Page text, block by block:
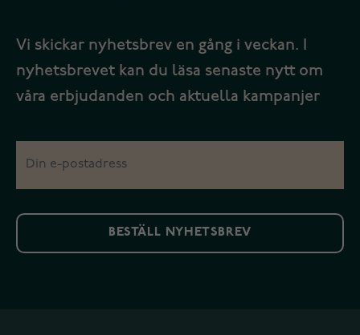
Vi skickar nyhetsbrev en gång i veckan. I
nyhetsbrevet kan du läsa senaste nytt om
våra erbjudanden och aktuella kampanjer
BESTÄLL NYHETSBREV